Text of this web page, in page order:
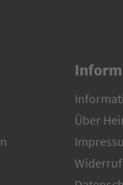
Über